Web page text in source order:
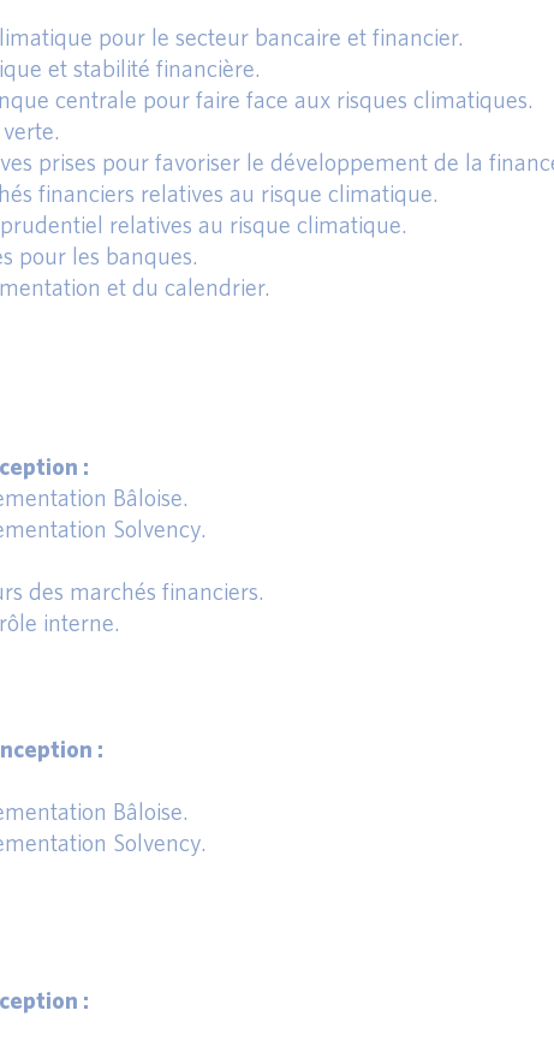
pour le secteur bancaire et financier.
et stabilité financière.
centrale pour faire face aux risques climatiques.
prises pour favoriser le développement de la
financiers relatives au risque climatique.
relatives au risque climatique.
pour les banques.
et du calendrier.
:
Bâloise.
Solvency.
des marchés financiers.
interne.
:
Bâloise.
Solvency.
: